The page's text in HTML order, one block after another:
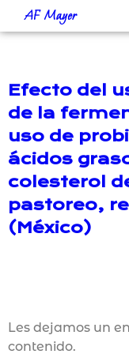
AF Mayer
Efecto del
de la
uso de
ácidos
colesterol
pastoreo,
(México)
Les dejamos un
contenido.